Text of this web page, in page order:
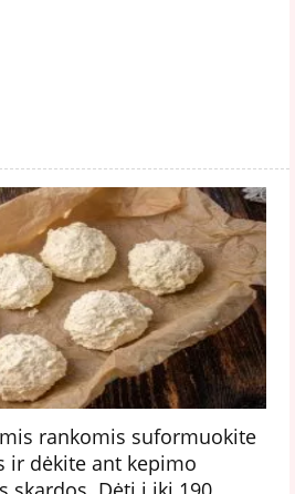
rankomis suformuokite
ir dėkite ant kepimo